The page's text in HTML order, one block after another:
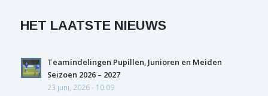
HET LAATSTE NIEUWS
Teamindelingen Pupillen, Junioren en Meiden
Seizoen 2026 – 2027
23 juni, 2026 - 10:09